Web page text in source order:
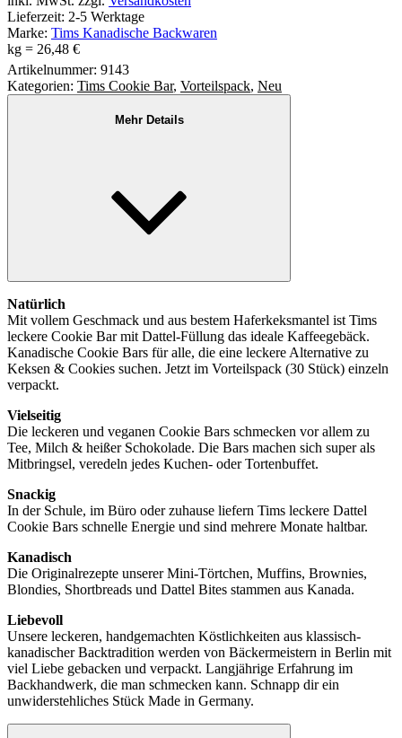
Lieferzeit: 2-5 Werktage
Marke: Tims Kanadische Backwaren
kg = 26,48 €
Artikelnummer: 9143
Kategorien: Tims Cookie Bar, Vorteilspack, Neu
Mehr Details
Natürlich
Mit vollem Geschmack und aus bestem Haferkeksmantel ist Tims
leckere Cookie Bar mit Dattel-Füllung das ideale Kaffeegebäck.
Kanadische Cookie Bars für alle, die eine leckere Alternative zu
Keksen & Cookies suchen. Jetzt im Vorteilspack (30 Stück) einzeln
verpackt.
Vielseitig
Die leckeren und veganen Cookie Bars schmecken vor allem zu
Tee, Milch & heißer Schokolade. Die Bars machen sich super als
Mitbringsel, veredeln jedes Kuchen- oder Tortenbuffet.
Snackig
In der Schule, im Büro oder zuhause liefern Tims leckere Dattel
Cookie Bars schnelle Energie und sind mehrere Monate haltbar.
Kanadisch
Die Originalrezepte unserer Mini-Törtchen, Muffins, Brownies,
Blondies, Shortbreads und Dattel Bites stammen aus Kanada.
Liebevoll
Unsere leckeren, handgemachten Köstlichkeiten aus klassisch-
kanadischer Backtradition werden von Bäckermeistern in Berlin mit
viel Liebe gebacken und verpackt. Langjährige Erfahrung im
Backhandwerk, die man schmecken kann. Schnapp dir ein
unwiderstehliches Stück Made in Germany.